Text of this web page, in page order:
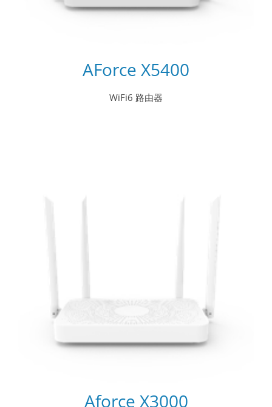
AForce X5400
WiFi6 路由器
Aforce X3000